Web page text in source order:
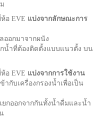
อ EVE แบ่งจากลักษณะการ
อกมาจากผนัง
กน้ำที่ต้องติดตั้งแบบแนวตั้ง บน
อ EVE แบ่งจากการใช้งาน
กับเครื่องกรองน้ำเพื่อเป็น
กออกจากกันทั้งน้ำดื่มและน้ำ